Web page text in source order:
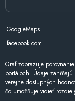
GoogleMaps
facebook.com
Graf zobrazuje
portáloch. Údaje
verejne dostupných
čo umožňuje vidieť